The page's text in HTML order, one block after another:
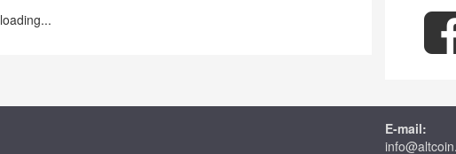
loading...
E-mail: